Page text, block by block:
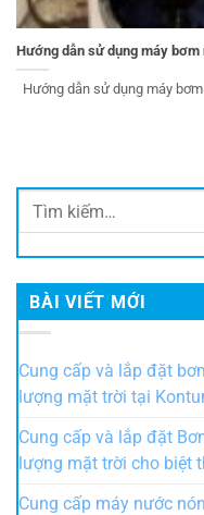
Hướng dẫn sử dụng máy
Hướng dẫn sử dụng máy
BÀI VIẾT MỚI
Cung cấp và lắp đặt
lượng mặt trời tại
Cung cấp và lắp đặt
lượng mặt trời cho biệt
Cung cấp máy nước